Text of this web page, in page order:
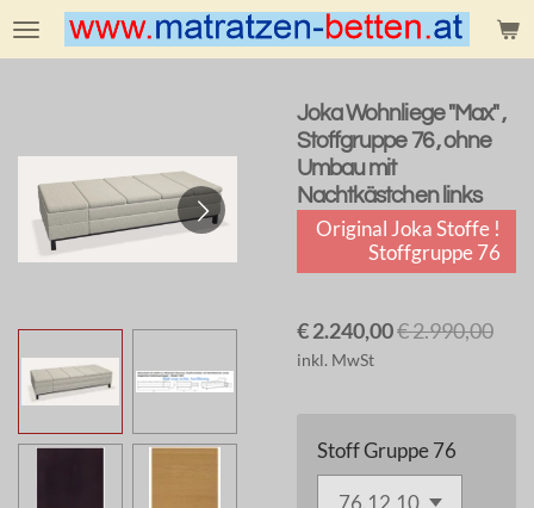
Zum
Hauptinhalt
Joka Wohnliege "Max" ,
Stoffgruppe 76 , ohne
Umbau mit
Nachtkästchen links
Original Joka Stoffe !
Stoffgruppe 76
€ 2.240,00€ 2.990,00
inkl. MwSt
Stoff Gruppe 76